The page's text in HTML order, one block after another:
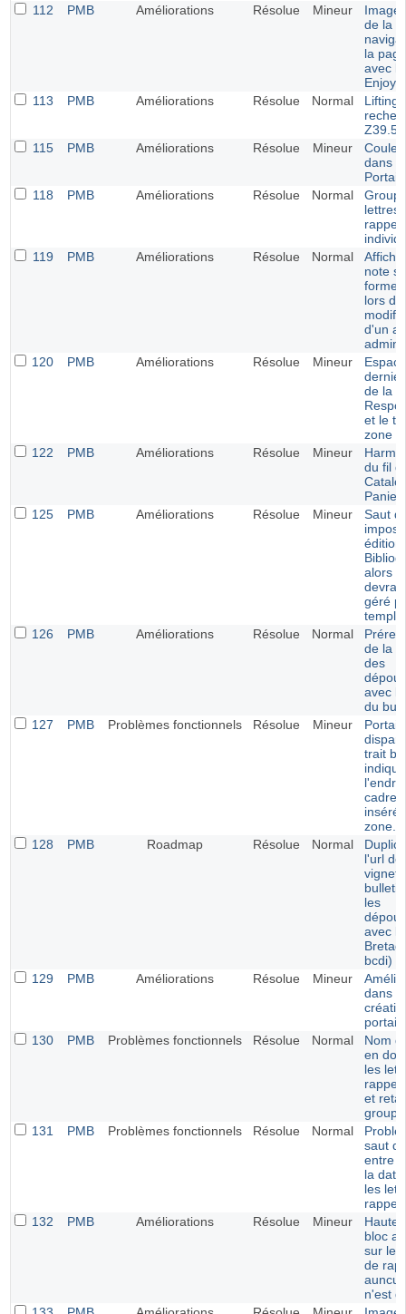
112
PMB Améliorations Résolue Mineur
Image
de la
la
avec
Enjoy
113
PMB Améliorations Résolue Normal
Lifting
Z39.50
115
PMB Améliorations Résolue Mineur
dans
Portail
118
PMB Améliorations Résolue Normal
lettres
rappel
119
PMB Améliorations Résolue Normal
note
forme
lors de
d'un
120
PMB Améliorations Résolue Mineur
de la
et le
zone
122
PMB Améliorations Résolue Mineur
du fil
125
PMB Améliorations Résolue Mineur
Saut
édition
alors
géré
126
PMB Améliorations Résolue Normal
de la
des
avec
du
127
PMB Problèmes fonctionnels Résolue Mineur
Portail
trait
cadre
inséré
zone.
128
PMB Roadmap Résolue Normal
l'url de
les
avec
bcdi)
129
PMB Améliorations Résolue Mineur
dans la
portail
130
PMB Problèmes fonctionnels Résolue Normal
Nom
en
les
rappel
et
groupe
131
PMB Problèmes fonctionnels Résolue Normal
saut
entre
la
les
rappel
132
PMB Améliorations Résolue Mineur
bloc
sur les
de
n'est